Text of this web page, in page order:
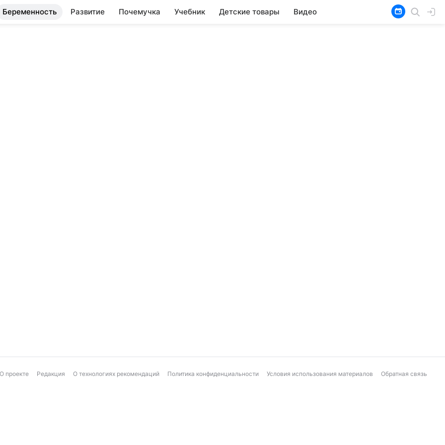
Беременность Развитие Почемучка Учебник Детские товары Видео
О проекте Редакция О технологиях рекомендаций Политика конфиденциальности Условия использования материалов Обратная связь